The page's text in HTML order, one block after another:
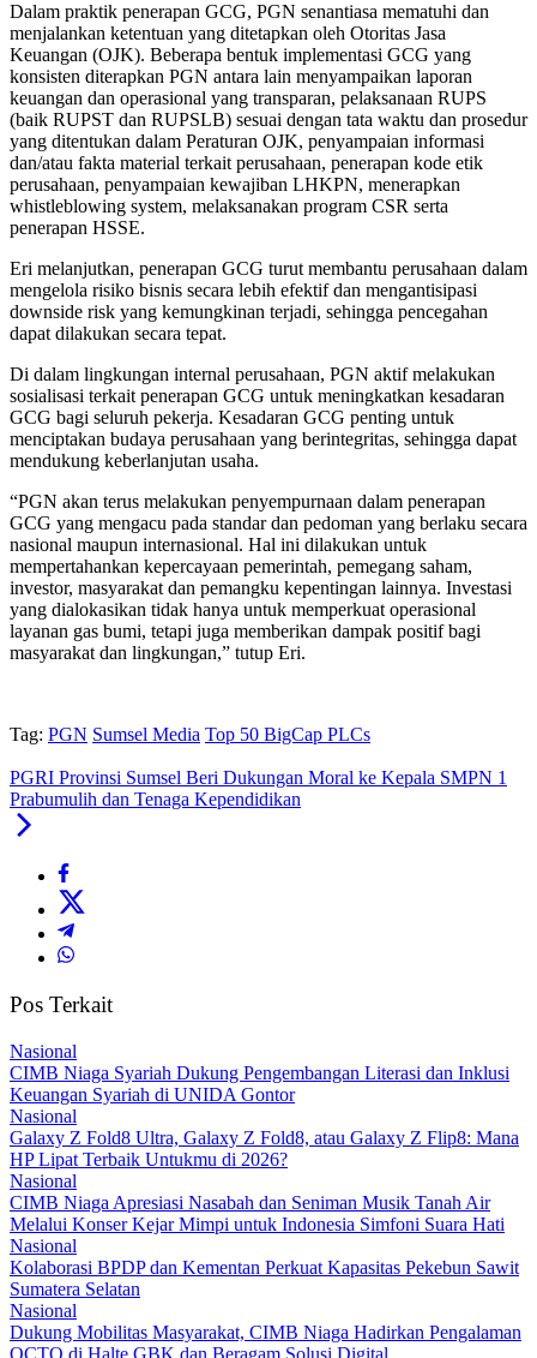
Dalam praktik penerapan GCG, PGN senantiasa mematuhi dan
menjalankan ketentuan yang ditetapkan oleh Otoritas Jasa
Keuangan (OJK). Beberapa bentuk implementasi GCG yang
konsisten diterapkan PGN antara lain menyampaikan laporan
keuangan dan operasional yang transparan, pelaksanaan RUPS
(baik RUPST dan RUPSLB) sesuai dengan tata waktu dan prosedur
yang ditentukan dalam Peraturan OJK, penyampaian informasi
dan/atau fakta material terkait perusahaan, penerapan kode etik
perusahaan, penyampaian kewajiban LHKPN, menerapkan
whistleblowing system, melaksanakan program CSR serta
penerapan HSSE.
Eri melanjutkan, penerapan GCG turut membantu perusahaan dalam
mengelola risiko bisnis secara lebih efektif dan mengantisipasi
downside risk yang kemungkinan terjadi, sehingga pencegahan
dapat dilakukan secara tepat.
Di dalam lingkungan internal perusahaan, PGN aktif melakukan
sosialisasi terkait penerapan GCG untuk meningkatkan kesadaran
GCG bagi seluruh pekerja. Kesadaran GCG penting untuk
menciptakan budaya perusahaan yang berintegritas, sehingga dapat
mendukung keberlanjutan usaha.
“PGN akan terus melakukan penyempurnaan dalam penerapan
GCG yang mengacu pada standar dan pedoman yang berlaku secara
nasional maupun internasional. Hal ini dilakukan untuk
mempertahankan kepercayaan pemerintah, pemegang saham,
investor, masyarakat dan pemangku kepentingan lainnya. Investasi
yang dialokasikan tidak hanya untuk memperkuat operasional
layanan gas bumi, tetapi juga memberikan dampak positif bagi
masyarakat dan lingkungan,” tutup Eri.
Tag: PGN Sumsel Media Top 50 BigCap PLCs
PGRI Provinsi Sumsel Beri Dukungan Moral ke Kepala SMPN 1
Prabumulih dan Tenaga Kependidikan
Pos Terkait
Nasional
CIMB Niaga Syariah Dukung Pengembangan Literasi dan Inklusi
Keuangan Syariah di UNIDA Gontor
Nasional
Galaxy Z Fold8 Ultra, Galaxy Z Fold8, atau Galaxy Z Flip8: Mana
HP Lipat Terbaik Untukmu di 2026?
Nasional
CIMB Niaga Apresiasi Nasabah dan Seniman Musik Tanah Air
Melalui Konser Kejar Mimpi untuk Indonesia Simfoni Suara Hati
Nasional
Kolaborasi BPDP dan Kementan Perkuat Kapasitas Pekebun Sawit
Sumatera Selatan
Nasional
Dukung Mobilitas Masyarakat, CIMB Niaga Hadirkan Pengalaman
OCTO di Halte GBK dan Beragam Solusi Digital